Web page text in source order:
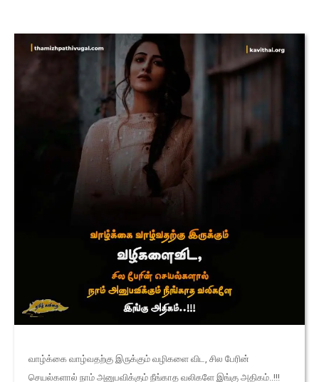
வாழ்க்கை வாழ்வதற்கு இருக்கும் வழிகளை விட, சில பேரின்
செயல்களால் நாம் அனுபவிக்கும் நீங்காத வலிகளே இங்கு அதிகம்..!!!